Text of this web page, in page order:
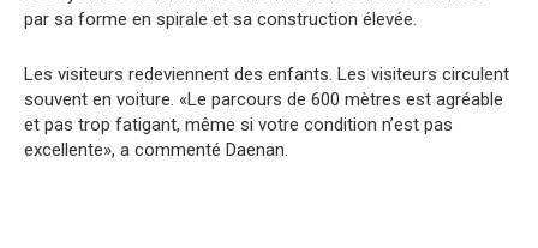
par sa forme en spirale et sa construction élevée.
Les visiteurs redeviennent des enfants. Les visiteurs circulent
souvent en voiture. «Le parcours de 600 mètres est agréable
et pas trop fatigant, même si votre condition n’est pas
excellente», a commenté Daenan.